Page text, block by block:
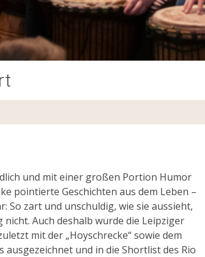
und mit einer großen Portion Humor
pointierte Geschichten aus dem Leben –
So zart und unschuldig, wie sie aussieht,
Auch deshalb wurde die Leipziger
mit der „Hoyschrecke“ sowie dem
ausgezeichnet und in die Shortlist des Rio